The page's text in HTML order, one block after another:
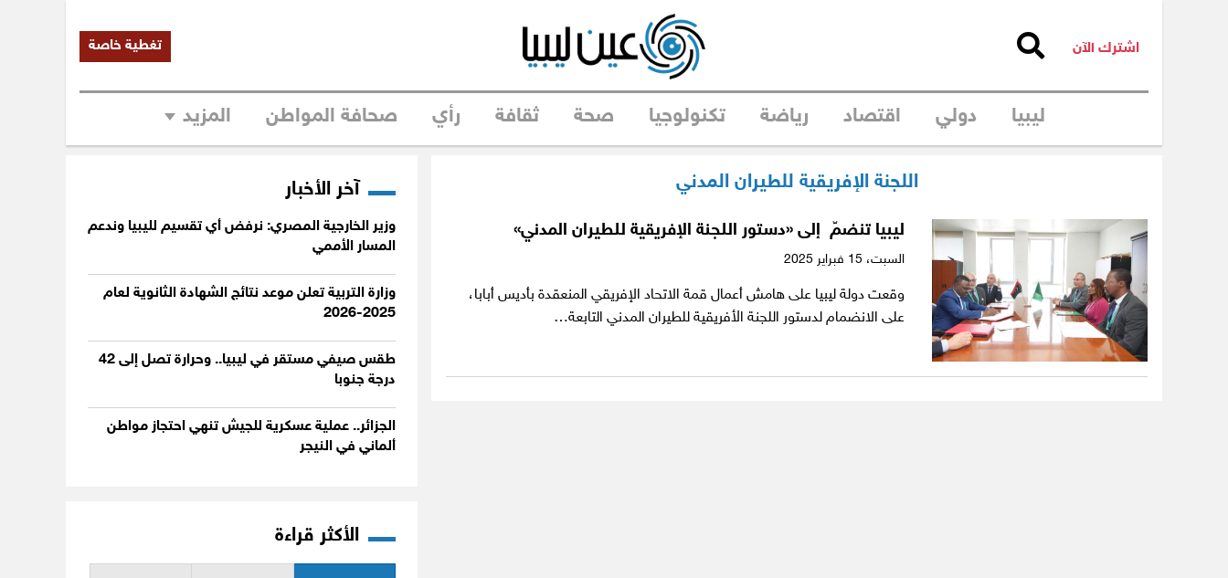
اشترك الآن تغطية خاصة
ليبيا دولي اقتصاد رياضة تكنولوجيا صحة ثقافة رأي صحافة المواطن المزيد
اللجنة الإفريقية للطيران المدني
ليبيا تنضمّ إلى «دستور اللجنة الإفريقية للطيران المدني»
السبت،
وقعت دولة ليبيا على هامش أعمال قمة الاتحاد الإفريقي المنعقدة بأديس أبابا،
على الانضمام لدستور اللجنة الأفريقية للطيران المدني التابعة…
آخر الأخبار
وزير الخارجية المصري: نرفض أي تقسيم لليبيا وندعم
المسار الأممي
وزارة التربية تعلن موعد نتائج الشهادة الثانوية لعام
2025-2026
طقس صيفي مستقر في ليبيا.. وحرارة تصل إلى 42
درجة جنوبا
الجزائر.. عملية عسكرية للجيش تنهي احتجاز مواطن
ألماني في النيجر
الأكثر قراءة